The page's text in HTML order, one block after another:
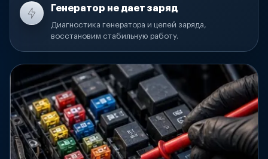
Генератор не дает заряд
Диагностика генератора и цепей заряда,
восстановим стабильную работу.